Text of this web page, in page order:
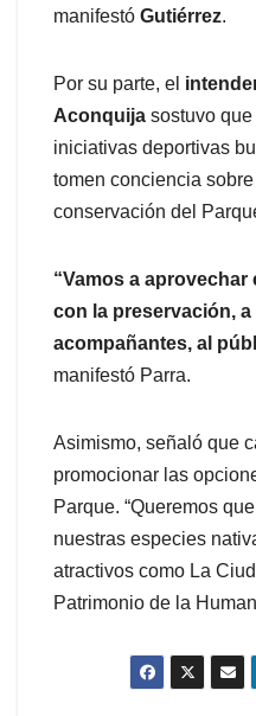
manifestó Gutiérrez.
Por su parte, el
Aconquija sostuvo
iniciativas deportivas
tomen conciencia
conservación del
“Vamos a
con la preservación,
acompañantes, al
manifestó Parra.
Asimismo, señaló que
promocionar las
Parque. “Queremos
nuestras especies
atractivos como La
Patrimonio de la